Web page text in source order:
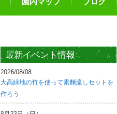
園内マップ ブログ
最新イベント情報
2026/08/08
大高緑地の竹を使って素麵流しセットを
作ろう